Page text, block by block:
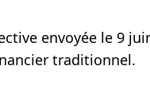
envoyée le 9
traditionnel.